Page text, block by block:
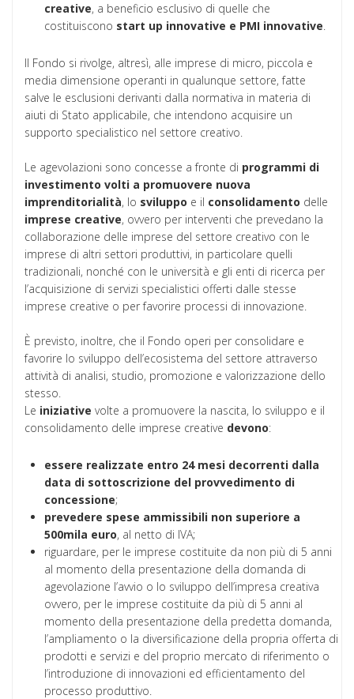
creative, a beneficio esclusivo di quelle che
costituiscono start up innovative e PMI innovative.
Il Fondo si rivolge, altresì, alle imprese di micro, piccola e
media dimensione operanti in qualunque settore, fatte
salve le esclusioni derivanti dalla normativa in materia di
aiuti di Stato applicabile, che intendono acquisire un
supporto specialistico nel settore creativo.
Le agevolazioni sono concesse a fronte di programmi di
investimento volti a promuovere nuova
imprenditorialità, lo sviluppo e il consolidamento delle
imprese creative, ovvero per interventi che prevedano la
collaborazione delle imprese del settore creativo con le
imprese di altri settori produttivi, in particolare quelli
tradizionali, nonché con le università e gli enti di ricerca per
l’acquisizione di servizi specialistici offerti dalle stesse
imprese creative o per favorire processi di innovazione.
È previsto, inoltre, che il Fondo operi per consolidare e
favorire lo sviluppo dell’ecosistema del settore attraverso
attività di analisi, studio, promozione e valorizzazione dello
stesso.
Le iniziative volte a promuovere la nascita, lo sviluppo e il
consolidamento delle imprese creative devono:
essere realizzate entro 24 mesi decorrenti dalla
data di sottoscrizione del provvedimento di
concessione;
prevedere spese ammissibili non superiore a
500mila euro, al netto di IVA;
riguardare, per le imprese costituite da non più di 5 anni
al momento della presentazione della domanda di
agevolazione l’avvio o lo sviluppo dell’impresa creativa
ovvero, per le imprese costituite da più di 5 anni al
momento della presentazione della predetta domanda,
l’ampliamento o la diversificazione della propria offerta di
prodotti e servizi e del proprio mercato di riferimento o
l’introduzione di innovazioni ed efficientamento del
processo produttivo.